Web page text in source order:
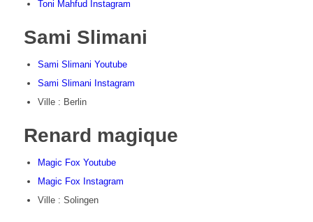
Toni Mahfud Instagram
Sami Slimani
Sami Slimani Youtube
Sami Slimani Instagram
Ville : Berlin
Renard magique
Magic Fox Youtube
Magic Fox Instagram
Ville : Solingen